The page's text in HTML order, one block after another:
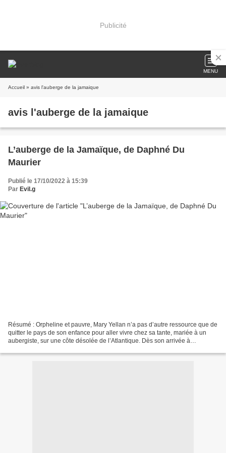
Publicité
MENU
Accueil » avis l'auberge de la jamaique
avis l'auberge de la jamaique
L’auberge de la Jamaïque, de Daphné Du
Maurier
Publié le 17/10/2022 à 15:39
Par Evil.g
Résumé : Orpheline et pauvre, Mary Yellan n’a pas d’autre ressource que de
quitter le pays de son enfance pour aller vivre chez sa tante, mariée à un
aubergiste, sur une côte désolée de l’Atlantique. Dès son arrivée à